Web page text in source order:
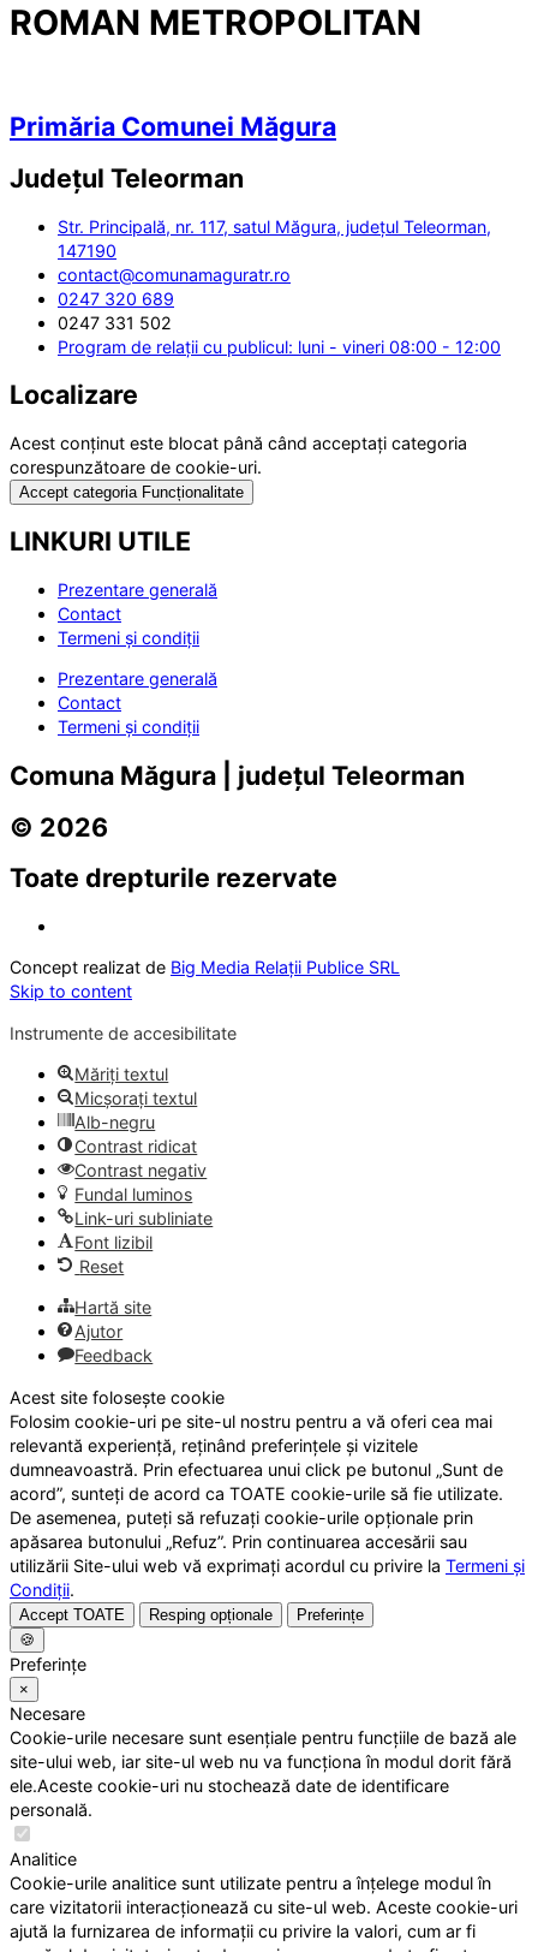
ROMAN METROPOLITAN
Primăria Comunei Măgura
Județul Teleorman
Str. Principală, nr. 117, satul Măgura, județul Teleorman,
147190
contact@comunamaguratr.ro
0247 320 689
0247 331 502
Program de relații cu publicul: luni - vineri 08:00 - 12:00
Localizare
Acest conținut este blocat până când acceptați categoria
corespunzătoare de cookie-uri.
Accept categoria Funcționalitate
LINKURI UTILE
Prezentare generală
Contact
Termeni și condiții
Prezentare generală
Contact
Termeni și condiții
Comuna Măgura | județul Teleorman
© 2026
Toate drepturile rezervate
Concept realizat de Big Media Relații Publice SRL
Skip to content
Instrumente de accesibilitate
Măriți textul
Micșorați textul
Alb-negru
Contrast ridicat
Contrast negativ
Fundal luminos
Link-uri subliniate
Font lizibil
Reset
Hartă site
Ajutor
Feedback
Acest site folosește cookie
Folosim cookie-uri pe site-ul nostru pentru a vă oferi cea mai
relevantă experiență, reținând preferințele și vizitele
dumneavoastră. Prin efectuarea unui click pe butonul „Sunt de
acord”, sunteți de acord ca TOATE cookie-urile să fie utilizate.
De asemenea, puteți să refuzați cookie-urile opționale prin
apăsarea butonului „Refuz”. Prin continuarea accesării sau
utilizării Site-ului web vă exprimați acordul cu privire la Termeni și
Condiții.
Accept TOATE Resping opționale
Preferințe
🍪
Preferințe
×
Necesare
Cookie-urile necesare sunt esențiale pentru funcțiile de bază ale
site-ului web, iar site-ul web nu va funcționa în modul dorit fără
ele.Aceste cookie-uri nu stochează date de identificare
personală.
Analitice
Cookie-urile analitice sunt utilizate pentru a înțelege modul în
care vizitatorii interacționează cu site-ul web. Aceste cookie-uri
ajută la furnizarea de informații cu privire la valori, cum ar fi